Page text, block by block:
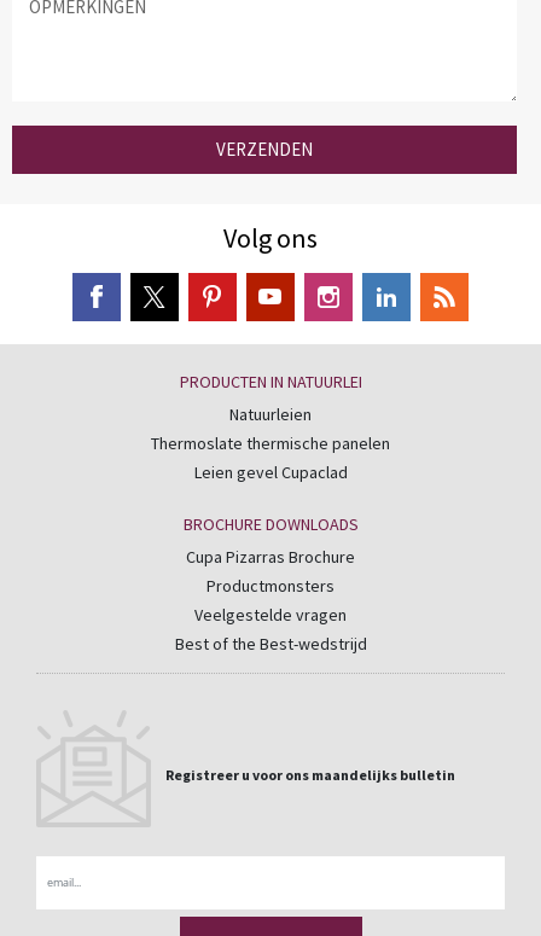
VERZENDEN
Volg ons
PRODUCTEN IN NATUURLEI
Natuurleien
Thermoslate thermische panelen
Leien gevel Cupaclad
BROCHURE DOWNLOADS
Cupa Pizarras Brochure
Productmonsters
Veelgestelde vragen
Best of the Best-wedstrijd
Registreer u voor ons maandelijks bulletin